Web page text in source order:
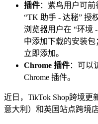
插件：紫鸟用户可
“TK 助手 - 达秘” 授
浏览器用户在 “环境
中添加下载的安装
立即添加。
Chrome 插件：可以
Chrome 插件。
近日，TikTok Shop跨境更
意大利）和英国站点跨境